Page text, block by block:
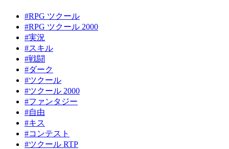
#RPG ツクール
#RPG ツクール 2000
#実況
#スキル
#戦闘
#ダーク
#ツクール
#ツクール 2000
#ファンタジー
#自由
#キス
#コンテスト
#ツクール RTP